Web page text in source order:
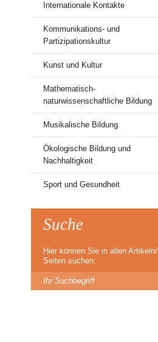
Internationale Kontakte
Kommunikations- und
Partizipationskultur
Kunst und Kultur
Mathematisch-
naturwissenschaftliche Bildung
Musikalische Bildung
Ökologische Bildung und
Nachhaltigkeit
Sport und Gesundheit
Suche
Hier können Sie in allen Artikeln/
Seiten suchen: